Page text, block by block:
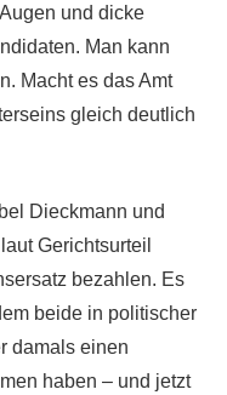
und dicke
Man kann
Macht es das Amt
gleich deutlich
Dieckmann und
Gerichtsurteil
bezahlen. Es
beide in politischer
damals einen
haben – und jetzt